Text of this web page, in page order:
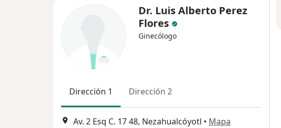
Dr. Luis Alberto Perez
Flores
Ginecólogo
Dirección 1 Dirección 2
Av. 2 Esq C. 17 48, Nezahualcóyotl • Mapa